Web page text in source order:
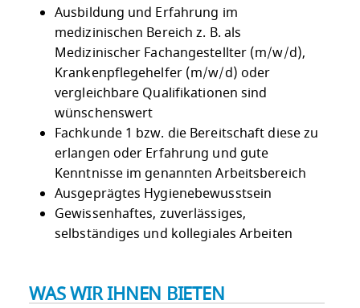
Ausbildung und Erfahrung im
medizinischen Bereich z. B. als
Medizinischer Fachangestellter (m/w/d),
Krankenpflegehelfer (m/w/d) oder
vergleichbare Qualifikationen sind
wünschenswert
Fachkunde 1 bzw. die Bereitschaft diese zu
erlangen oder Erfahrung und gute
Kenntnisse im genannten Arbeitsbereich
Ausgeprägtes Hygienebewusstsein
Gewissenhaftes, zuverlässiges,
selbständiges und kollegiales Arbeiten
WAS WIR IHNEN BIETEN